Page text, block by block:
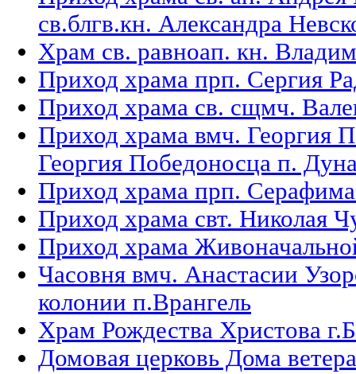
св.блгв.кн. Александра
Храм св. равноап. кн.
Приход храма прп. Сергия
Приход храма св. сщмч.
Приход храма вмч. Георгия
Георгия Победоносца п.
Приход храма прп.
Приход храма свт. Николая
Приход храма
Часовня вмч. Анастасии
колонии п.Врангель
Храм Рождества Христова
Домовая церковь Дома